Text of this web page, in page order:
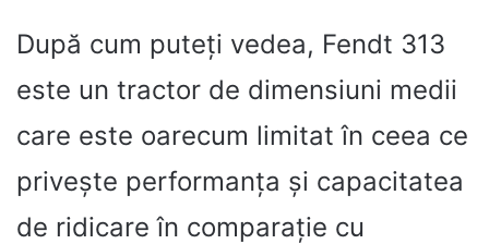
După cum puteți vedea, Fendt 313
este un tractor de dimensiuni medii
care este oarecum limitat în ceea ce
privește performanța și capacitatea
de ridicare în comparație cu